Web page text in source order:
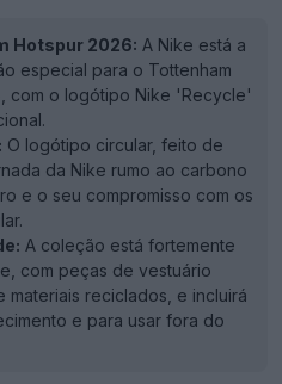
Hotspur 2026: A Nike está a
especial para o Tottenham
com o logótipo Nike 'Recycle'
O logótipo circular, feito de
da Nike rumo ao carbono
e o seu compromisso com os
A coleção está fortemente
com peças de vestuário
materiais reciclados, e incluirá
e para usar fora do